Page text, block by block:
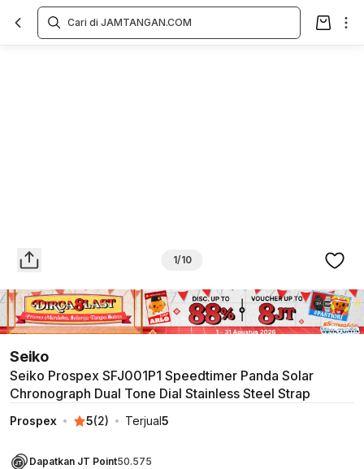
1/10
Seiko
Seiko Prospex SFJ001P1 Speedtimer Panda Solar
Chronograph Dual Tone Dial Stainless Steel Strap
Prospex 5(2) Terjual5
Dapatkan JT Point50.575